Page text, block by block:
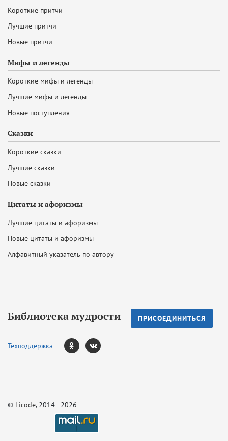
Короткие притчи
Лучшие притчи
Новые притчи
Мифы и легенды
Короткие мифы и легенды
Лучшие мифы и легенды
Новые поступления
Сказки
Короткие сказки
Лучшие сказки
Новые сказки
Цитаты и афоризмы
Лучшие цитаты и афоризмы
Новые цитаты и афоризмы
Алфавитный указатель по автору
Библиотека мудрости ПРИСОЕДИНИТЬСЯ
Техподдержка
© Licode, 2014 - 2026